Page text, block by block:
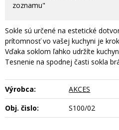
zoznamu"
Sokle sú určené na estetické
prítomnosť vo vašej kuchyni je
Vďaka soklom ľahko udržíte
Tesnenie na spodnej časti sokla
Výrobca:
AKCES
Obj. čislo:
S100/02